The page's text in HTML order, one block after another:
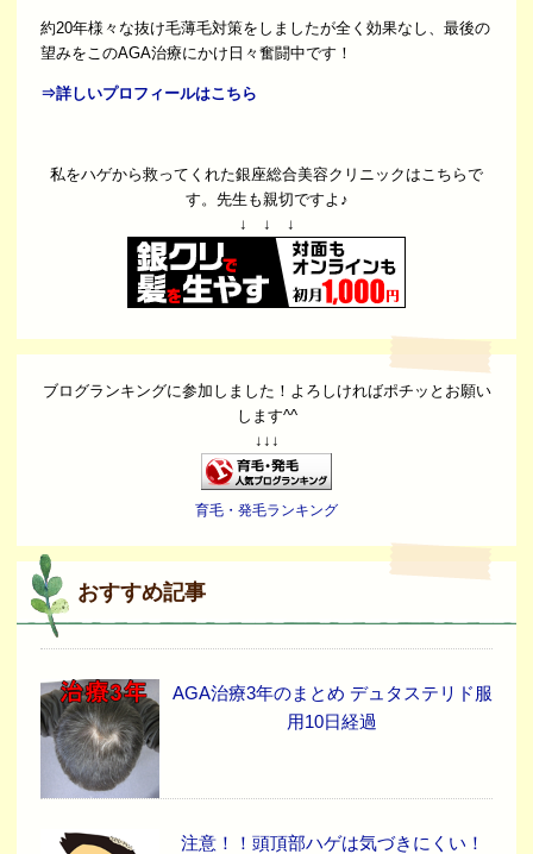
約20年様々な抜け毛薄毛対策をしましたが全く効果なし、最後の
望みをこのAGA治療にかけ日々奮闘中です！
⇒詳しいプロフィールはこちら
私をハゲから救ってくれた銀座総合美容クリニックはこちらで
す。先生も親切ですよ♪
↓ ↓ ↓
ブログランキングに参加しました！よろしければポチッとお願い
します^^
↓↓↓
育毛・発毛ランキング
おすすめ記事
AGA治療3年のまとめ デュタステリド服
用10日経過
注意！！頭頂部ハゲは気づきにくい！